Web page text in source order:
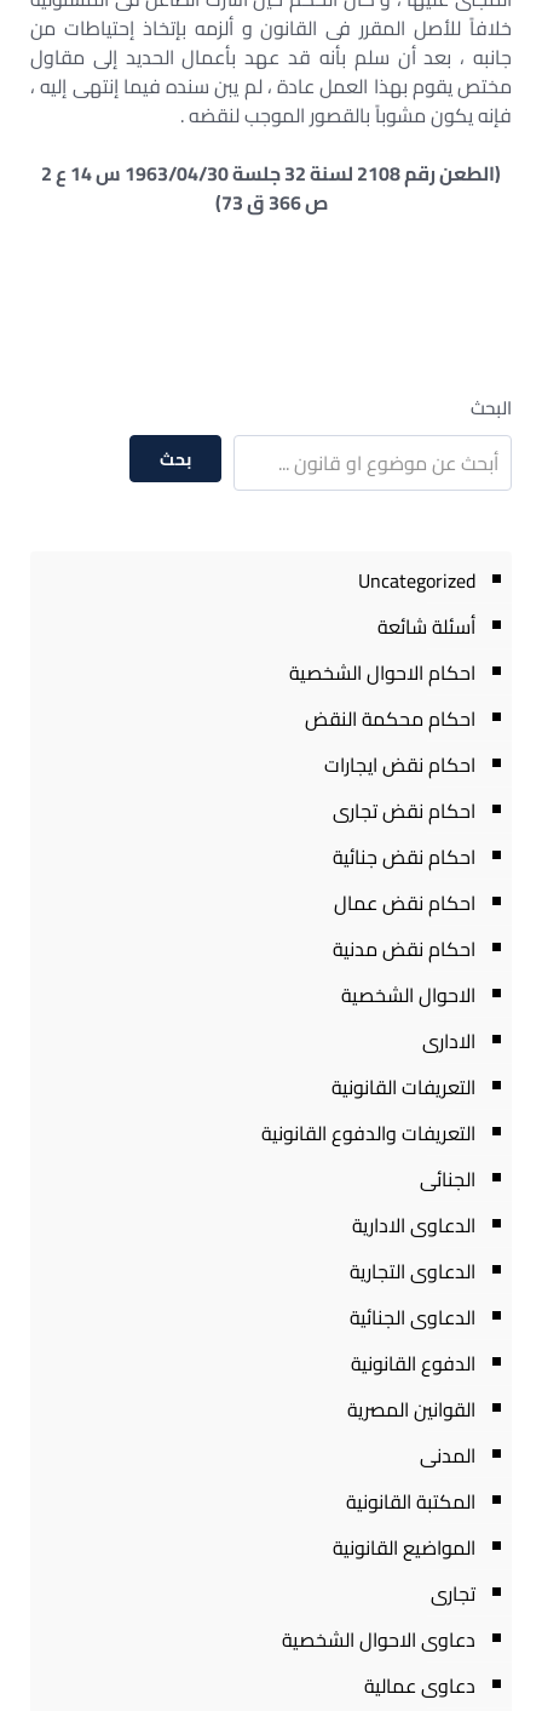
خلافاً للأصل المقرر فى القانون و ألزمه بإتخاذ إحتياطات من
جانبه ، بعد أن سلم بأنه قد عهد بأعمال الحديد إلى مقاول
مختص يقوم بهذا العمل عادة ، لم يبن سنده فيما إنتهى إليه ،
فإنه يكون مشوباً بالقصور الموجب لنقضه .
(الطعن رقم 2108 لسنة 32 جلسة 1963/04/30 س 14 ع 2
ص 366 ق 73)
البحث
بحث
Uncategorized
أسئلة شائعة
احكام الاحوال الشخصية
احكام محكمة النقض
احكام نقض ايجارات
احكام نقض تجارى
احكام نقض جنائية
احكام نقض عمال
احكام نقض مدنية
الاحوال الشخصية
الادارى
التعريفات القانونية
التعريفات والدفوع القانونية
الجنائى
الدعاوى الادارية
الدعاوى التجارية
الدعاوى الجنائية
الدفوع القانونية
القوانين المصرية
المدنى
المكتبة القانونية
المواضيع القانونية
تجارى
دعاوى الاحوال الشخصية
دعاوى عمالية